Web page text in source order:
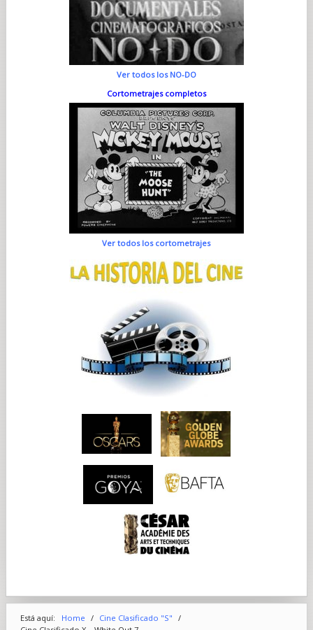
Ver todos los NO-DO
Cortometrajes completos
Ver todos los cortometrajes
Está aquí: Home / Cine Clasificado "S" /